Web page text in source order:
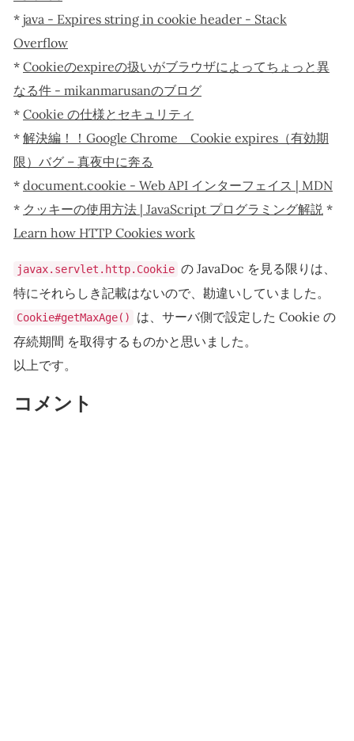
* java - Expires string in cookie header - Stack
Overflow
* Cookieのexpireの扱いがブラウザによってちょっと異
なる件 - mikanmarusanのブログ
* Cookie の仕様とセキュリティ
* 解決編！！Google Chrome Cookie expires（有効期
限）バグ – 真夜中に奔る
* document.cookie - Web API インターフェイス | MDN
* クッキーの使用方法 | JavaScript プログラミング解説 *
Learn how HTTP Cookies work
javax.servlet.http.Cookie の JavaDoc を見る限りは、
特にそれらしき記載はないので、勘違いしていました。
Cookie#getMaxAge()
は、サーバ側で設定した Cookie の
存続期間 を取得するものかと思いました。
以上です。
コメント